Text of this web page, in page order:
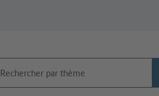
Rechercher par thème